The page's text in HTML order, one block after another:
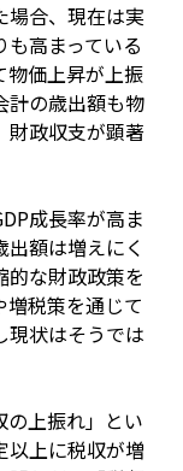
場合、現在は実
高まっている
物価上昇が上振
計の歳出額も物
財政収支が顕著
成長率が高ま
額は増えにく
的な財政政策を
税策を通じて
現状はそうでは
の上振れ」とい
以上に税収が増